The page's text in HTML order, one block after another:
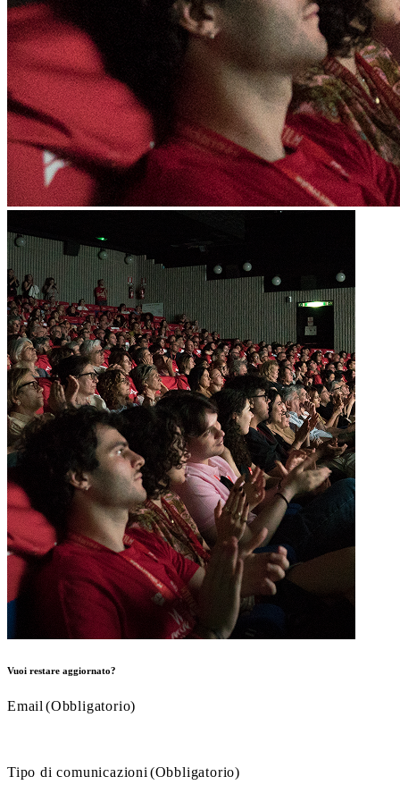
Vuoi restare aggiornato?
Email (Obbligatorio)
Tipo di comunicazioni (Obbligatorio)